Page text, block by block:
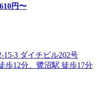
円〜
3 ダイチビル202号
歩12分、鷺沼駅 徒歩17分